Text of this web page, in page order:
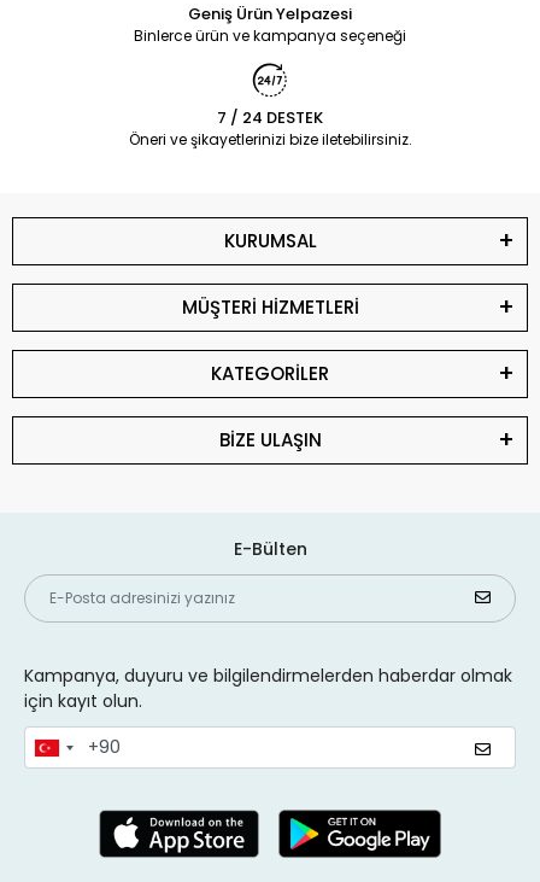
Geniş Ürün Yelpazesi
Binlerce ürün ve kampanya seçeneği
7 / 24 DESTEK
Öneri ve şikayetlerinizi bize iletebilirsiniz.
KURUMSAL
MÜŞTERİ HİZMETLERİ
KATEGORİLER
BİZE ULAŞIN
E-Bülten
Kampanya, duyuru ve bilgilendirmelerden haberdar olmak
için kayıt olun.